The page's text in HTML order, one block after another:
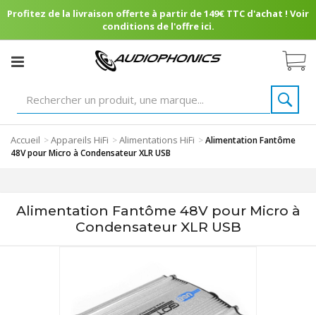
Profitez de la livraison offerte à partir de 149€ TTC d'achat ! Voir
conditions de l'offre ici.
Accueil >Appareils HiFi >Alimentations HiFi >Alimentation Fantôme
48V pour Micro à Condensateur XLR USB
Alimentation Fantôme 48V pour Micro à
Condensateur XLR USB